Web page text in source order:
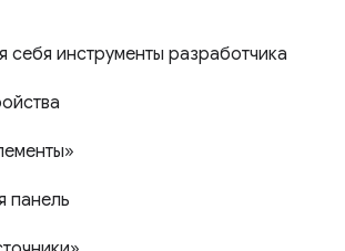
себя инструменты разработчика
панель